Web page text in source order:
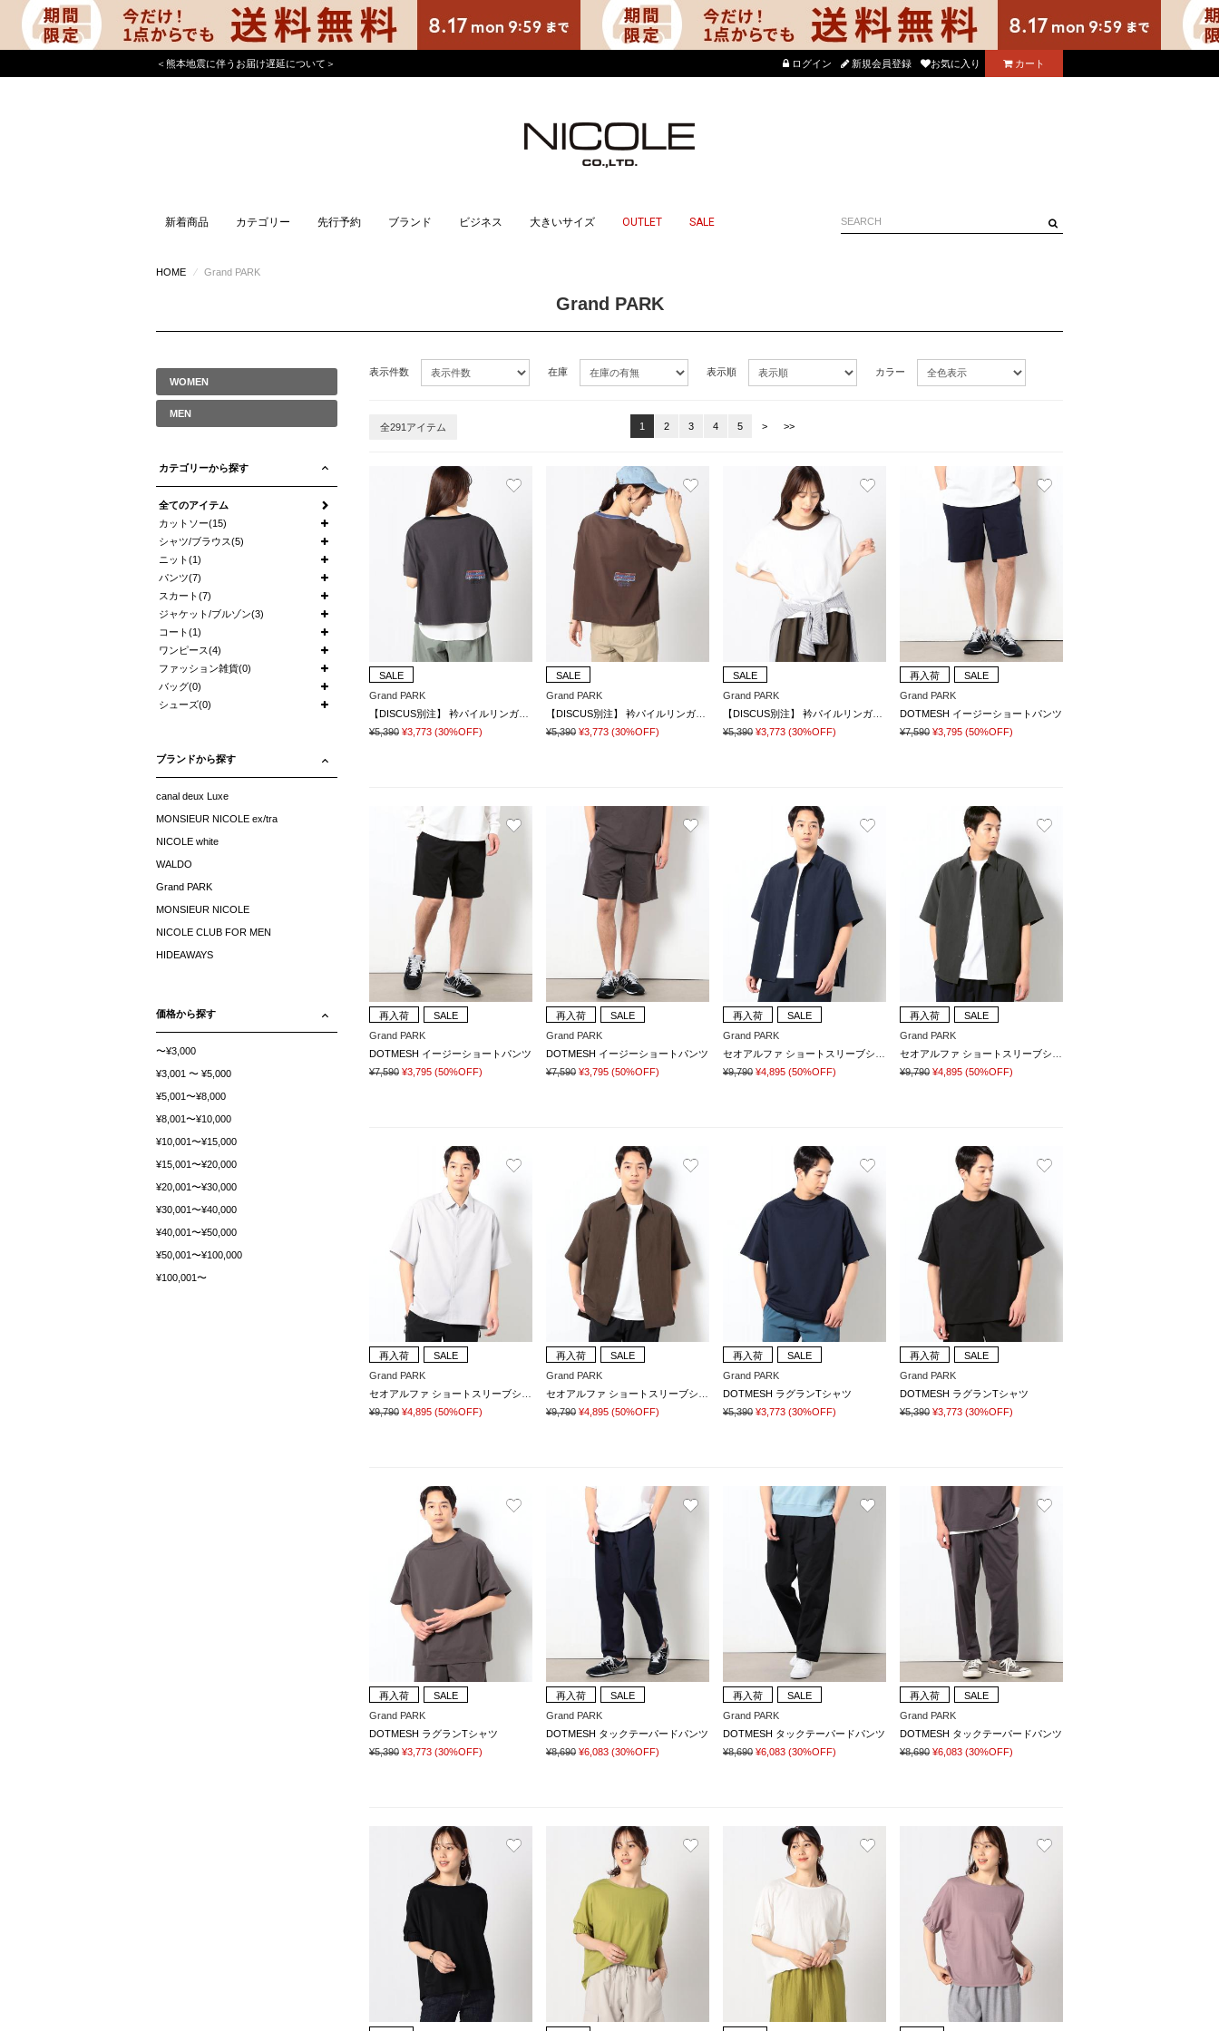
＜熊本地震に伴うお届け遅延について＞ 店舗でもポイントが貯まる使えるニコル公式アプリをダウンロード！
ログイン 新規会員登録 お気に入り カート
新着商品 カテゴリー 先行予約 ブランド ビジネス 大きいサイズ OUTLET SALE
HOME ⁄ Grand PARK
Grand PARK
表示件数 在庫 表示順 カラー
全291アイテム 1 2 3 4 5 > >>
SALE
Grand PARK
¥5,390 ¥3,773 (30%OFF)
SALE
Grand PARK
¥5,390 ¥3,773 (30%OFF)
SALE
Grand PARK
¥5,390 ¥3,773 (30%OFF)
再入荷
SALE
Grand PARK
DOTMESH イージーショートパンツ
¥7,590 ¥3,795 (50%OFF)
再入荷
SALE
Grand PARK
DOTMESH イージーショートパンツ
¥7,590 ¥3,795 (50%OFF)
再入荷
SALE
Grand PARK
DOTMESH イージーショートパンツ
¥7,590 ¥3,795 (50%OFF)
再入荷
SALE
Grand PARK
¥9,790 ¥4,895 (50%OFF)
再入荷
SALE
Grand PARK
¥9,790 ¥4,895 (50%OFF)
再入荷
SALE
Grand PARK
¥9,790 ¥4,895 (50%OFF)
再入荷
SALE
Grand PARK
¥9,790 ¥4,895 (50%OFF)
再入荷
SALE
Grand PARK
DOTMESH ラグランTシャツ
¥5,390 ¥3,773 (30%OFF)
再入荷
SALE
Grand PARK
DOTMESH ラグランTシャツ
¥5,390 ¥3,773 (30%OFF)
再入荷
SALE
Grand PARK
DOTMESH ラグランTシャツ
¥5,390 ¥3,773 (30%OFF)
再入荷
SALE
Grand PARK
DOTMESH タックテーパードパンツ
¥8,690 ¥6,083 (30%OFF)
再入荷
SALE
Grand PARK
DOTMESH タックテーパードパンツ
¥8,690 ¥6,083 (30%OFF)
再入荷
SALE
Grand PARK
DOTMESH タックテーパードパンツ
¥8,690 ¥6,083 (30%OFF)
WOMEN
MEN
カテゴリーから探す
全てのアイテム
カットソー(15)
シャツ/ブラウス(5)
ニット(1)
パンツ(7)
スカート(7)
ジャケット/ブルゾン(3)
コート(1)
ワンピース(4)
ファッション雑貨(0)
バッグ(0)
シューズ(0)
ブランドから探す
canal deux Luxe
MONSIEUR NICOLE ex/tra
NICOLE white
WALDO
Grand PARK
MONSIEUR NICOLE
NICOLE CLUB FOR MEN
HIDEAWAYS
価格から探す
〜¥3,000
¥3,001 〜 ¥5,000
¥5,001〜¥8,000
¥8,001〜¥10,000
¥10,001〜¥15,000
¥15,001〜¥20,000
¥20,001〜¥30,000
¥30,001〜¥40,000
¥40,001〜¥50,000
¥50,001〜¥100,000
¥100,001〜